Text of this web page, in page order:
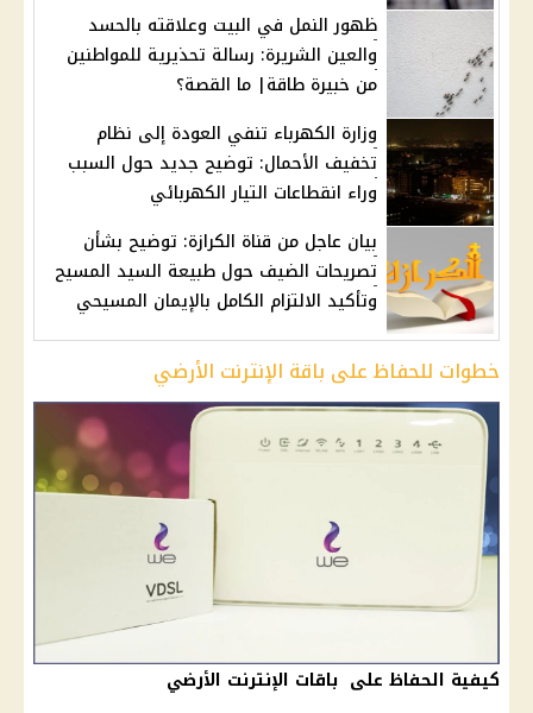
ظهور النمل في البيت وعلاقته بالحسد
والعين الشريرة: رسالة تحذيرية للمواطنين
من خبيرة طاقة| ما القصة؟
وزارة الكهرباء تنفي العودة إلى نظام
تخفيف الأحمال: توضيح جديد حول السبب
وراء انقطاعات التيار الكهربائي
بيان عاجل من قناة الكرازة: توضيح بشأن
تصريحات الضيف حول طبيعة السيد المسيح
وتأكيد الالتزام الكامل بالإيمان المسيحي
خطوات للحفاظ على باقة الإنترنت الأرضي
كيفية الحفاظ على باقات الإنترنت الأرضي